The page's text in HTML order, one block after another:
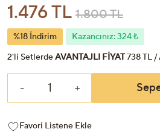
1.476 TL 1.800 TL
%18 İndirim
Kazancınız: 324 ₺
2'li SetlerdeAVANTAJLI FİYAT738 TL /
- +
Favori Listene Ekle